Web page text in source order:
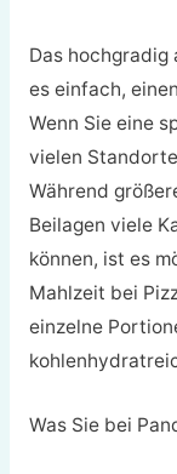
Das hochgradig
es einfach,
Wenn Sie eine
vielen
Während
Beilagen viele
können, ist es
Mahlzeit bei
einzelne
Was Sie bei